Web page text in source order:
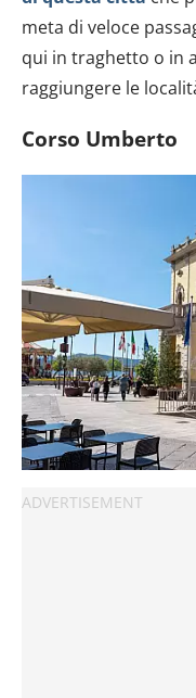
meta di veloce
qui in traghetto o in
raggiungere le
Corso Umberto